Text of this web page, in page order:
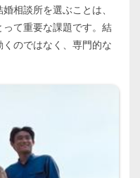
相談所を選ぶことは、
て重要な課題です。結
のではなく、専門的な